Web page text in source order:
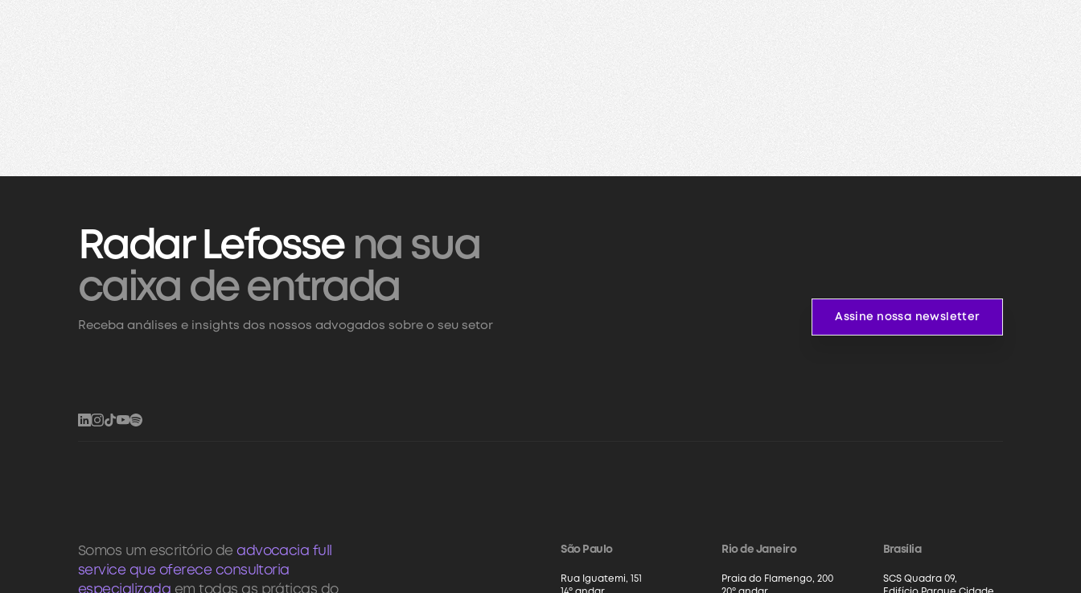
Radar Lefossena sua
caixa de entrada
Receba análises e insights dos nossos advogados sobre o seu setor
Assine nossa newsletter
Somos um escritório deadvocacia full
service que oferece consultoria
especializada em todas as práticas do
São Paulo
Rua Iguatemi, 151
Rio de Janeiro
Praia do Flamengo, 200
Brasília
SCS Quadra 09,